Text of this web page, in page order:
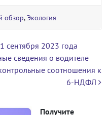
обзор,Экология
сентября 2023 года
сведения о водителе
соотношения к
6-НДФЛ
Получите